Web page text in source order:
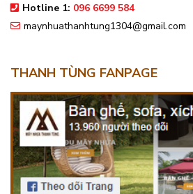
Hotline 1: 096 6699 584
maynhuathanhtung1304@gmail.com
THANH TÙNG FANPAGE